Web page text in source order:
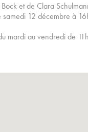
et de Clara
12 décembre à
mardi au vendredi de